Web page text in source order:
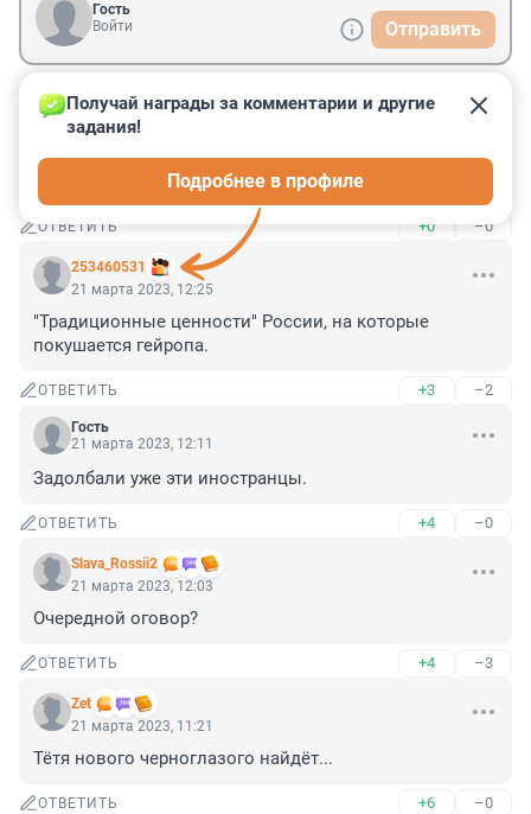
Гость
Войти
Отправить
Гость
21 марта 2023, 13:51
Следующий этап: дети, пишущие аналогичные
заявления на своих родителей?
ОТВЕТИТЬ +0 –0
253460531
Получай награды за комментарии и другие
задания!
Подробнее в профиле
21 марта 2023, 12:25
"Традиционные ценности" России, на которые
покушается гейропа.
ОТВЕТИТЬ +3 –2
Гость
21 марта 2023, 12:11
Задолбали уже эти иностранцы.
ОТВЕТИТЬ +4 –0
Slava_Rossii2
21 марта 2023, 12:03
Очередной оговор?
ОТВЕТИТЬ +4 –3
Zet
21 марта 2023, 11:21
Тётя нового черноглазого найдёт...
ОТВЕТИТЬ +6 –0